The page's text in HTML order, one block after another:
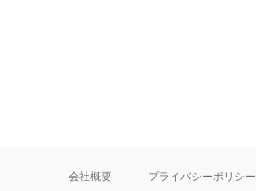
会社概要 プライバシーポリシー